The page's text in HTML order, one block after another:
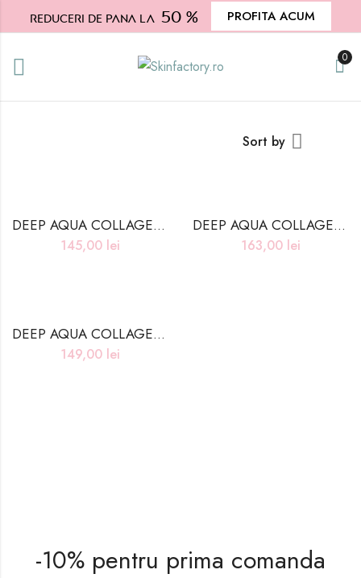
Reduceri de pana la 50 % PROFITA ACUM
0
Sort by
DEEP AQUA COLLAGEN ALL IN ONE AMPOULE 2X – 250ml
145,00 lei
DEEP AQUA COLLAGEN CREAM 2X – 100g
163,00 lei
DEEP AQUA COLLAGEN EYE SERUM 2X – 30ml
149,00 lei
-10% pentru prima comanda